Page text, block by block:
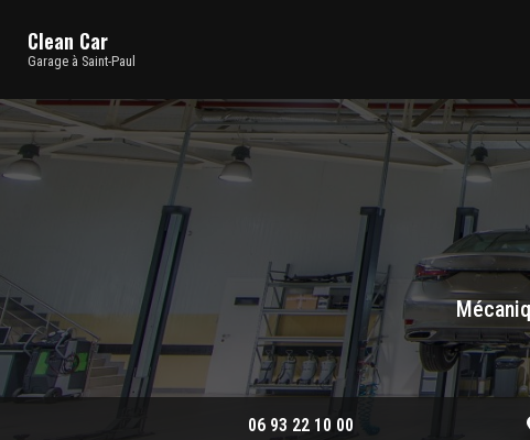
contenu
Clean Car
Garage à Saint-Paul
06 93 22 10 00